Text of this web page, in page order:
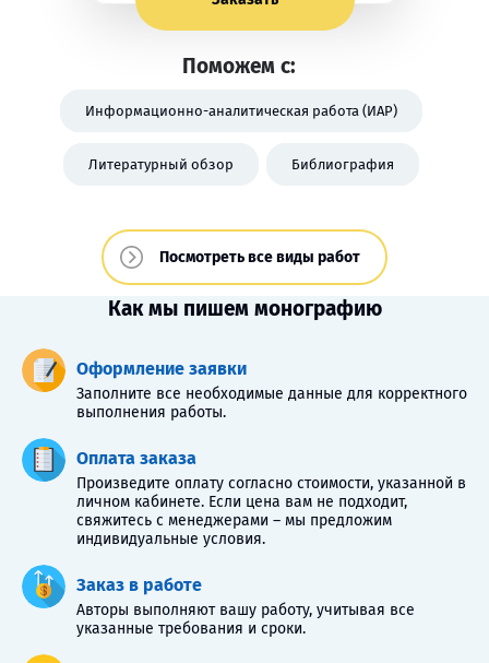
Поможем с:
Информационно-аналитическая работа (ИАР)
Литературный обзор Библиография
Посмотреть все виды работ
Как мы пишем монографию
Оформление заявки
Заполните все необходимые данные для корректного
выполнения работы.
Оплата заказа
Произведите оплату согласно стоимости, указанной в
личном кабинете. Если цена вам не подходит,
свяжитесь с менеджерами – мы предложим
индивидуальные условия.
Заказ в работе
Авторы выполняют вашу работу, учитывая все
указанные требования и сроки.